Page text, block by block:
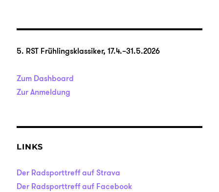
5. RST Frühlingsklassiker, 17.4.–31.5.2026
Zum Dashboard
Zur Anmeldung
LINKS
Der Radsporttreff auf Strava
Der Radsporttreff auf Facebook